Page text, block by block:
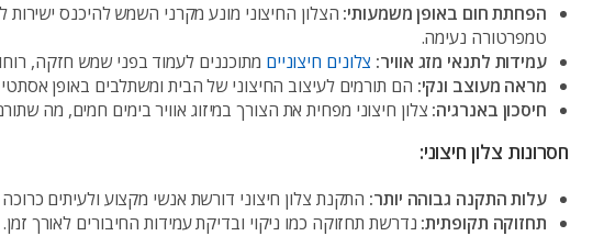
הפחתת חום באופן משמעותי: הצלון החיצוני מונע מקרני השמש להיכנס
טמפרטורה נעימה.
עמידות לתנאי מזג אוויר: צלונים חיצוניים מתוכננים לעמוד בפני שמש חזקה,
מראה מעוצב ונקי: הם תורמים לעיצוב החיצוני של הבית ומשתלבים באופן
חיסכון באנרגיה: צלון חיצוני מפחית את הצורך במיזוג אוויר בימים חמים, מה
חסרונות צלון חיצוני:
עלות התקנה גבוהה יותר: התקנת צלון חיצוני דורשת אנשי מקצוע ולעיתים
תחזוקה תקופתית: נדרשת תחזוקה כמו ניקוי ובדיקת עמידות החיבורים לאורך זמן.